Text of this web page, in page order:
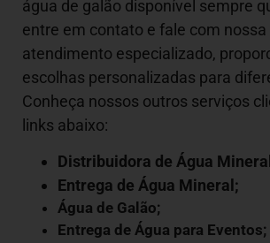
água de galão disponível sempre
entre em contato e fale com nossa
atendimento especializado,
escolhas personalizadas para
Conheça nossos outros serviços
links abaixo:
Distribuidora de Água
Entrega de Água Mineral;
Água de Galão;
Entrega de Água para Eventos;